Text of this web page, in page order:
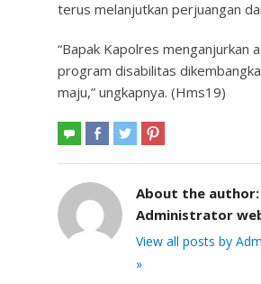
terus melanjutkan perjuangan
“Bapak Kapolres menganjurkan
program disabilitas
maju,” ungkapnya. (Hms19)
About the author:
Administrator
View all posts by
»